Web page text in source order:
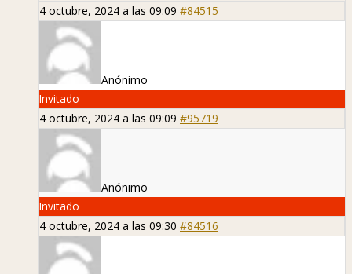
4 octubre, 2024 a las 09:09 #84515
Anónimo
Invitado
4 octubre, 2024 a las 09:09 #95719
Anónimo
Invitado
4 octubre, 2024 a las 09:30 #84516